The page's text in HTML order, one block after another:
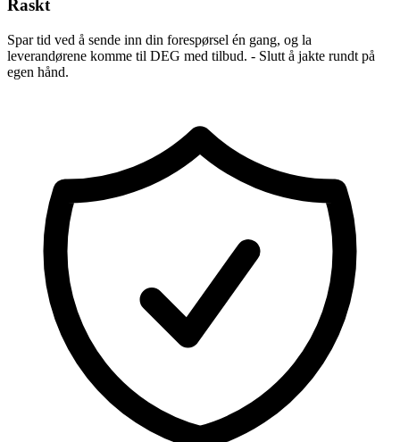
Raskt
Spar tid ved å sende inn din forespørsel én gang, og la
leverandørene komme til DEG med tilbud. - Slutt å jakte rundt på
egen hånd.